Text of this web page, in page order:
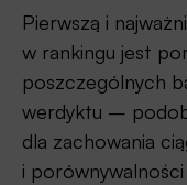
Pierwszą i
w rankingu jest
poszczególnych
werdyktu –
dla zachowania
i